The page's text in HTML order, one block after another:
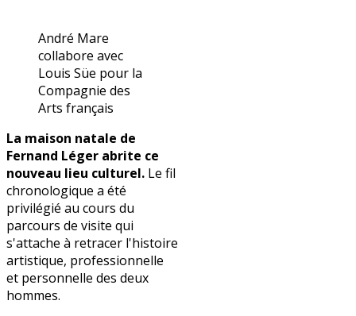
André Mare
collabore avec
Louis Süe pour la
Compagnie des
Arts français
La maison natale de
Fernand Léger abrite ce
nouveau lieu culturel. Le fil
chronologique a été
privilégié au cours du
parcours de visite qui
s'attache à retracer l'histoire
artistique, professionnelle
et personnelle des deux
hommes.